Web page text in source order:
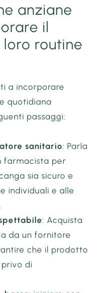
anziane
il
routine
a incorporare
quotidiana
passaggi:
sanitario: Parla
farmacista per
sia sicuro e
individuali e alle
: Acquista
da un fornitore
che il prodotto
di